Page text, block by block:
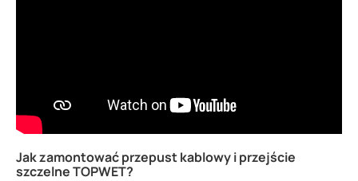
Jak zamontować przepust kablowy i przejście
szczelne TOPWET?